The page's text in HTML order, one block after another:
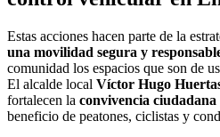
Estas acciones hacen parte de la
una movilidad segura y
comunidad los espacios que son de
El alcalde local Víctor Hugo
fortalecen la convivencia ciudadana
beneficio de peatones, ciclistas y